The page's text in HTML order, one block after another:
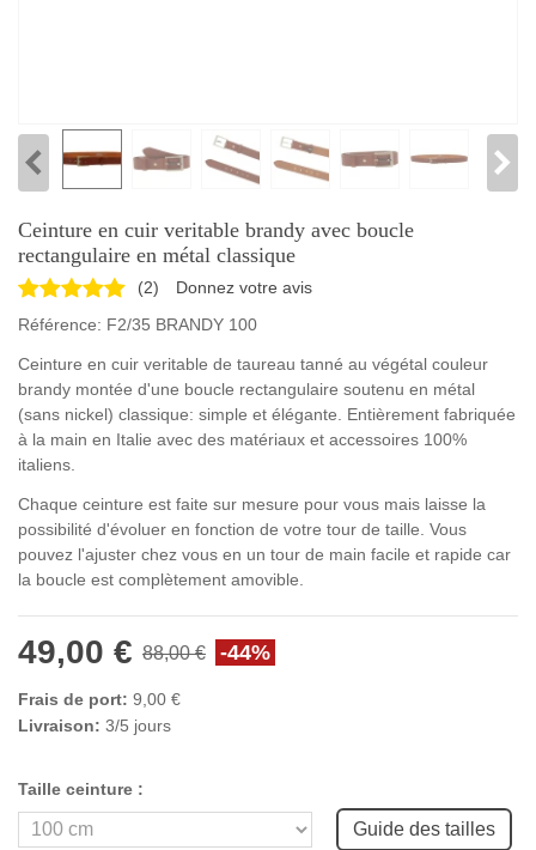
Ceinture en cuir veritable brandy avec boucle
rectangulaire en métal classique
(2)
Donnez votre avis
Référence: F2/35 BRANDY 100
Ceinture en cuir veritable de taureau tanné au végétal couleur
brandy montée d'une boucle rectangulaire soutenu en métal
(sans nickel) classique: simple et élégante. Entièrement fabriquée
à la main en Italie avec des matériaux et accessoires 100%
italiens.
Chaque ceinture est faite sur mesure pour vous mais laisse la
possibilité d'évoluer en fonction de votre tour de taille. Vous
pouvez l'ajuster chez vous en un tour de main facile et rapide car
la boucle est complètement amovible.
49,00 € 88,00 € -44%
Frais de port: 9,00 €
Livraison: 3/5 jours
Taille ceinture :
Guide des tailles